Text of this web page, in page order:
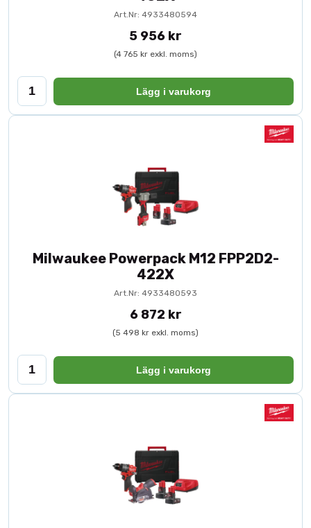
Art.Nr: 4933480594
5 956 kr
(4 765 kr exkl. moms)
Lägg i varukorg
Milwaukee Powerpack M12 FPP2D2-
422X
Art.Nr: 4933480593
6 872 kr
(5 498 kr exkl. moms)
Lägg i varukorg